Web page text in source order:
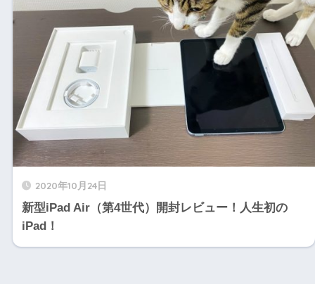
2020年10月24日
新型iPad Air（第4世代）開封レビュー！人生初の
iPad！